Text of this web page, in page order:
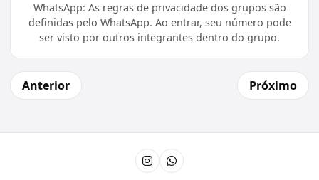
WhatsApp: As regras de privacidade dos grupos são
definidas pelo WhatsApp. Ao entrar, seu número pode
ser visto por outros integrantes dentro do grupo.
Anterior Próximo
InstagramCanal do WhatsApp